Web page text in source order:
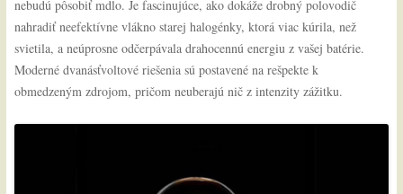
nebudú pôsobiť mdlo. Je fascinujúce, ako dokáže drobný polovodič
nahradiť neefektívne vlákno starej halogénky, ktorá viac kúrila, než
svietila, a neúprosne odčerpávala drahocennú energiu z vašej batérie.
Moderné dvanásťvoltové riešenia sú postavené na rešpekte k
obmedzeným zdrojom, pričom neuberajú nič z intenzity zážitku.